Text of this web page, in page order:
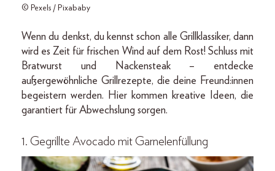
© Pexels / Pixababy
Wenn du denkst, du kennst schon alle Grillklassiker, dann
wird es Zeit für frischen Wind auf dem Rost! Schluss mit
Bratwurst und Nackensteak – entdecke
außergewöhnliche Grillrezepte, die deine Freund:innen
begeistern werden. Hier kommen kreative Ideen, die
garantiert für Abwechslung sorgen.
1. Gegrillte Avocado mit Garnelenfüllung